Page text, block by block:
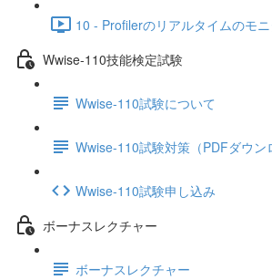
10 - Profilerのリアルタイムのモ
Wwise-110技能検定試験
Wwise-110試験について
Wwise-110試験対策（PDFダウン
Wwise-110試験申し込み
ボーナスレクチャー
ボーナスレクチャー